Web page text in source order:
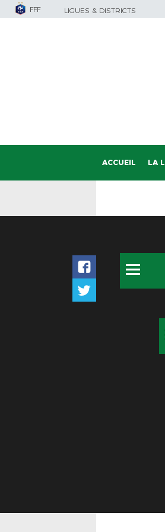
FFF LIGUES & DISTRICTS
ACCUEIL LA